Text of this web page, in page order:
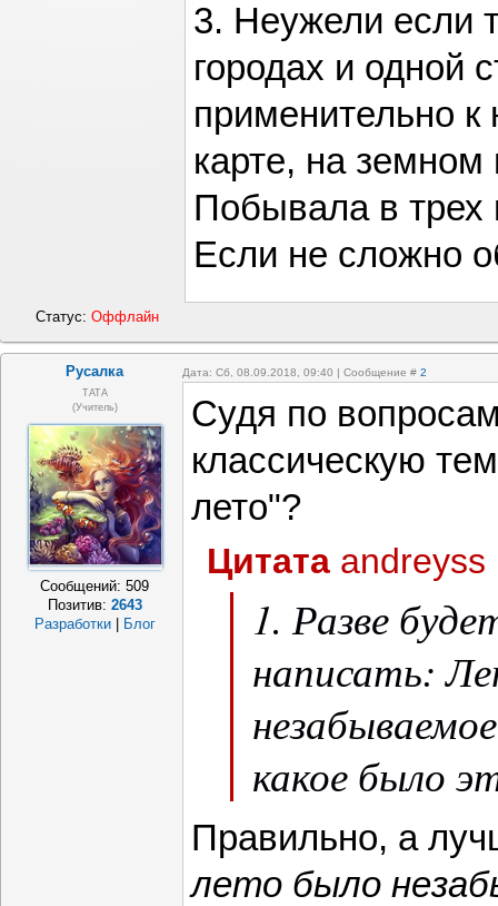
3. Неужели если
городах и одной
применительно
карте, на
Побывала в трех
Если не сложно
Статус:Оффлайн
Русалка Дата: Сб, 08.09.2018, 09:40 | Сообщение # 2
ТАТА
(Учитель)
Сообщений:509
Позитив: 2643
Разработки | Блог
Судя по
классическую
лето"?
Цитата andreyss
1. Разве
написать:
какое было
Правильно, а
лето было